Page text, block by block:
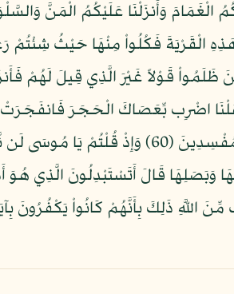
(56) وَظَلَّلْنَا عَلَيْكُمُ الْغَمَامَ وَأَنزَلْنَا
وَإِذْ قُلْنَا ادْخُلُواْ هَذِهِ الْقَرْيَةَ فَكُلُواْ
الْمُحْسِنِينَ (58) فَبَدَّلَ الَّذِينَ ظَلَمُواْ قَوْلاً غَيْرَ
فَقُلْنَا اضْرِب بِّعَصَاكَ الْحَجَرَ
كُلُواْ وَاشْرَبُواْ مِن رِّزْقِ اللَّهِ وَلاَ تَعْثَوْاْ
وَبَصَلِهَا قَالَ أَتَسْتَبْدِلُونَ الَّذِي
ذَلِكَ بِأَنَّهُمْ كَانُواْ يَكْفُرُونَ